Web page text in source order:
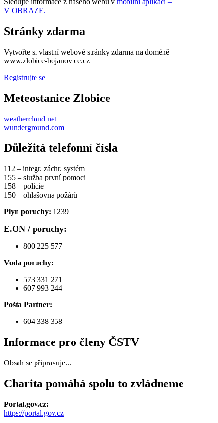
Sledujte informace z našeho webu v mobilní aplikaci –
V OBRAZE.
Stránky zdarma
Vytvořte si vlastní webové stránky zdarma na doméně
www.zlobice-bojanovice.cz
Registrujte se
Meteostanice Zlobice
weathercloud.net
wunderground.com
Důležitá telefonní čísla
112 – integr. záchr. systém
155 – služba první pomoci
158 – policie
150 – ohlašovna požárů
Plyn poruchy: 1239
E.ON / poruchy:
800 225 577
Voda poruchy:
573 331 271
607 993 244
Pošta Partner:
604 338 358
Informace pro členy ČSTV
Obsah se připravuje...
Charita pomáhá spolu to zvládneme
Portal.gov.cz:
https://portal.gov.cz